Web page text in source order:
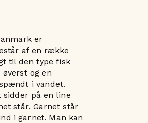
er
af en række
til den type fisk
og en
i vandet.
sidder på en line
står. Garnet står
i garnet. Man kan